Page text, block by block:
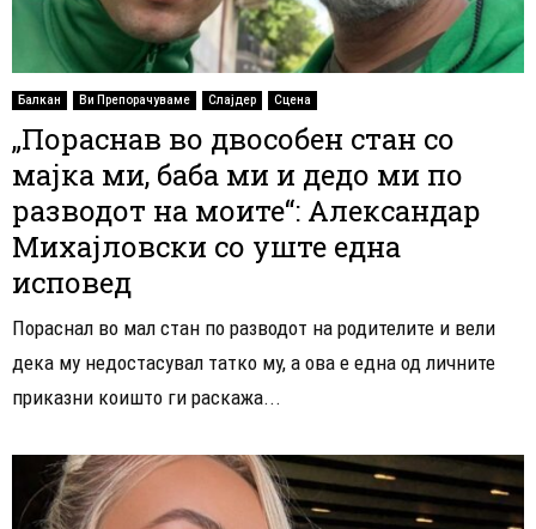
Балкан Ви Препорачуваме Слајдер Сцена
„Пораснав во двособен стан со
мајка ми, баба ми и дедо ми по
разводот на моите“: Александар
Михајловски со уште една
исповед
Пораснал во мал стан по разводот на родителите и вели
дека му недостасувал татко му, а ова е една од личните
приказни коишто ги раскажа...